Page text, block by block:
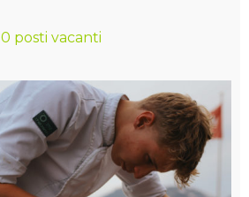
0 posti vacanti